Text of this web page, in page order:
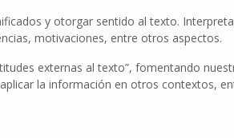
y otorgar sentido al texto.
motivaciones, entre otros aspectos.
externas al texto”, fomentando
la información en otros contextos,